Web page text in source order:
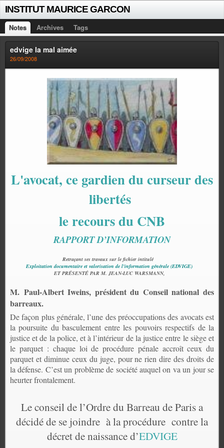
INSTITUT MAURICE GARCON
Notes Archives Tags
edvige la mal aimée
26/09/2008
L'avocat, ce gardien du curseur des
libertés
le recours du CNB
RAPPORT D’INFORMATION
Retraçant ses travaux sur le fichier intitulé
Exploitation documentaire et valorisation de l'information générale (EDVIGE)
ET PRÉSENTÉ PAR M. JEAN-LUC WARSMANN,
M. Paul-Albert Iweins, président du Conseil national des
barreaux.
De façon plus générale, l’une des préoccupations des avocats est
la poursuite du basculement entre les pouvoirs respectifs de la
justice et de la police, et à l’intérieur de la justice entre le siège et
le parquet : chaque loi de procédure pénale accroît ceux du
parquet et diminue ceux du juge, pour ne rien dire des droits de
la défense. C’est un problème de société auquel on va un jour se
heurter frontalement.
Le conseil de l’Ordre du Barreau de Paris a
décidé de se joindre à la procédure contre la
décret de naissance d’EDVIGE